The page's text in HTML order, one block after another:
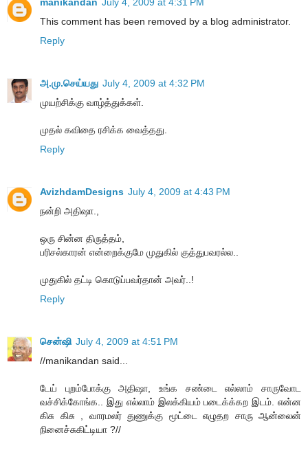
manikandan July 4, 2009 at 4:31 PM
This comment has been removed by a blog administrator.
Reply
அ.மு.செய்யது July 4, 2009 at 4:32 PM
முயற்சிக்கு வாழ்த்துக்கள்.
முதல் கவிதை ரசிக்க வைத்தது.
Reply
AvizhdamDesigns July 4, 2009 at 4:43 PM
நன்றி அதிஷா.,
ஒரு சின்ன திருத்தம்,
பரிசல்காரன் என்றைக்குமே முதுகில் குத்துபவரல்ல..
முதுகில் தட்டி கொடுப்பவர்தான் அவர்..!
Reply
சென்ஷி July 4, 2009 at 4:51 PM
//manikandan said...
டேய் புறம்போக்கு அதிஷா, உங்க சண்டை எல்லாம் சாருவோட
வச்சிக்கோங்க.. இது எல்லாம் இலக்கியம் படைக்க்கற இடம். என்ன
கிசு கிசு , வாரமலர் துணுக்கு மூட்டை எழுதற சாரு ஆன்லைன்
நினைச்சுகிட்டியா ?//